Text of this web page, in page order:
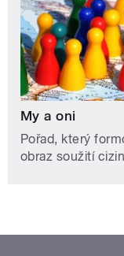
My a oni
Pořad, který
obraz soužití